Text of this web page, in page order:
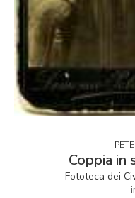
Coppia
Fototeca dei